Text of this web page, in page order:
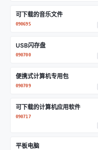
可下载的音乐文件
090695
USB闪存盘
090700
便携式计算机专用包
090709
可下载的计算机应用软件
090717
平板电脑